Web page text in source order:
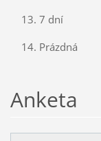
13. 7 dní
14. Prázdná
Anketa